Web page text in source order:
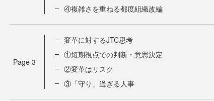
④複雑さを重ねる都度組織改編
Page 3
変革に対するJTC思考
①短期視点での判断・意思決定
②変革はリスク
③「守り」過ぎる人事